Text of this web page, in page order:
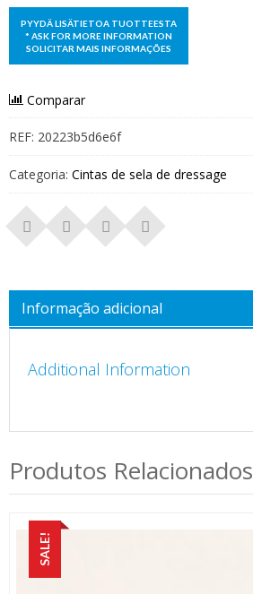
Comparar
REF: 20223b5d6e6f
Categoria: Cintas de sela de dressage
Informação adicional
Additional Information
Produtos Relacionados
SALE!